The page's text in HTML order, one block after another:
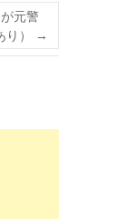
元警
）
→